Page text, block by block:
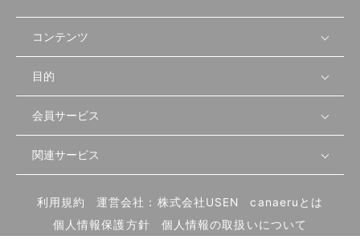
コンテンツ
無料開業相談
セミナー情報
セミナー動画
物件を探す
首都圏
北海道
先輩開業者の声
開業・経営に関する記事
目的
店舗運営
物件
内装・設備
食材・仕入れ
会員サービス
会員登録
ログイン
関連サービス
飲食店サクセスガイド（外部サイト）
利用規約 運営会社：株式会社USEN
canaeruとは
個人情報保護方針
個人情報の取扱いについて